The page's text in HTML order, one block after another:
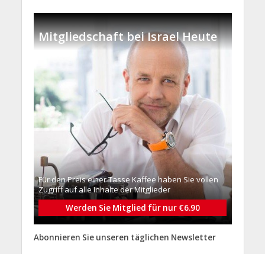
Mitgliedschaft bei Israel Heute
Für den Preis einer Tasse Kaffee haben Sie vollen
Zugriff auf alle Inhalte der Mitglieder
Werden Sie Mitglied für nur €6.90
Abonnieren Sie unseren täglichen Newsletter